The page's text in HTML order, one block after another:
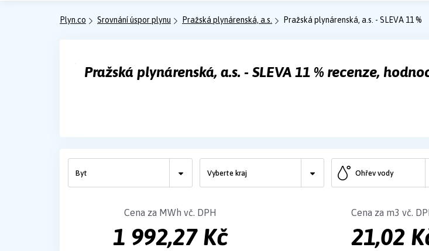
Plyn.co Srovnání úspor plynu Pražská plynárenská, a.s. Pražská plynárenská, a.s. - SLEVA 11 %
Pražská plynárenská, a.s. - SLEVA 11 % recenze,
Ohřev vody
Cena za MWh vč. DPH
1 992,27 Kč
Cena za m3 vč.
21,02